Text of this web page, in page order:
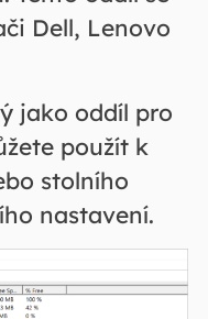
Dell, Lenovo
jako oddíl pro
použít k
stolního
nastavení.